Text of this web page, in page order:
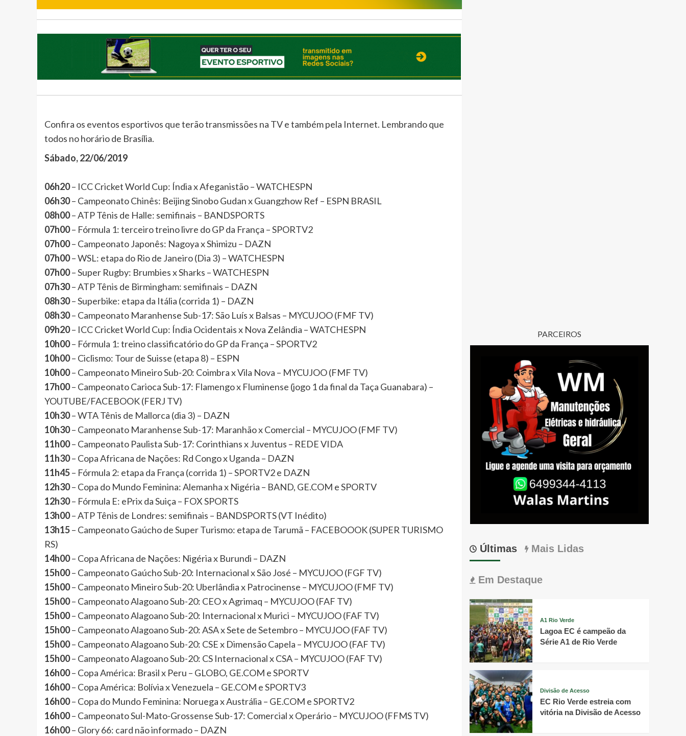
Confira os eventos esportivos que terão transmissões na TV e também pela Internet. Lembrando que
todos no horário de Brasília.
Sábado, 22/06/2019
06h20– ICC Cricket World Cup: Índia x Afeganistão – WATCHESPN
06h30– Campeonato Chinês: Beijing Sinobo Gudan x Guangzhow Ref – ESPN BRASIL
08h00– ATP Tênis de Halle: semifinais – BANDSPORTS
07h00– Fórmula 1: terceiro treino livre do GP da França – SPORTV2
07h00– Campeonato Japonês: Nagoya x Shimizu – DAZN
07h00– WSL: etapa do Rio de Janeiro (Dia 3) – WATCHESPN
07h00– Super Rugby: Brumbies x Sharks – WATCHESPN
07h30– ATP Tênis de Birmingham: semifinais – DAZN
08h30– Superbike: etapa da Itália (corrida 1) – DAZN
08h30– Campeonato Maranhense Sub-17: São Luís x Balsas – MYCUJOO (FMF TV)
09h20– ICC Cricket World Cup: Índia Ocidentais x Nova Zelândia – WATCHESPN
10h00– Fórmula 1: treino classificatório do GP da França – SPORTV2
10h00– Ciclismo: Tour de Suisse (etapa 8) – ESPN
10h00– Campeonato Mineiro Sub-20: Coimbra x Vila Nova – MYCUJOO (FMF TV)
17h00– Campeonato Carioca Sub-17: Flamengo x Fluminense (jogo 1 da final da Taça Guanabara) –
YOUTUBE/FACEBOOK (FERJ TV)
10h30– WTA Tênis de Mallorca (dia 3) – DAZN
10h30– Campeonato Maranhense Sub-17: Maranhão x Comercial – MYCUJOO (FMF TV)
11h00– Campeonato Paulista Sub-17: Corinthians x Juventus – REDE VIDA
11h30– Copa Africana de Nações: Rd Congo x Uganda – DAZN
11h45– Fórmula 2: etapa da França (corrida 1) – SPORTV2 e DAZN
12h30– Copa do Mundo Feminina: Alemanha x Nigéria – BAND, GE.COM e SPORTV
12h30– Fórmula E: ePrix da Suiça – FOX SPORTS
13h00– ATP Tênis de Londres: semifinais – BANDSPORTS (VT Inédito)
13h15– Campeonato Gaúcho de Super Turismo: etapa de Tarumã – FACEBOOOK (SUPER TURISMO
RS)
14h00– Copa Africana de Nações: Nigéria x Burundi – DAZN
15h00– Campeonato Gaúcho Sub-20: Internacional x São José – MYCUJOO (FGF TV)
15h00– Campeonato Mineiro Sub-20: Uberlândia x Patrocinense – MYCUJOO (FMF TV)
15h00– Campeonato Alagoano Sub-20: CEO x Agrimaq – MYCUJOO (FAF TV)
15h00– Campeonato Alagoano Sub-20: Internacional x Murici – MYCUJOO (FAF TV)
15h00– Campeonato Alagoano Sub-20: ASA x Sete de Setembro – MYCUJOO (FAF TV)
15h00– Campeonato Alagoano Sub-20: CSE x Dimensão Capela – MYCUJOO (FAF TV)
15h00– Campeonato Alagoano Sub-20: CS Internacional x CSA – MYCUJOO (FAF TV)
16h00– Copa América: Brasil x Peru – GLOBO, GE.COM e SPORTV
16h00– Copa América: Bolívia x Venezuela – GE.COM e SPORTV3
16h00– Copa do Mundo Feminina: Noruega x Austrália – GE.COM e SPORTV2
16h00– Campeonato Sul-Mato-Grossense Sub-17: Comercial x Operário – MYCUJOO (FFMS TV)
16h00– Glory 66: card não informado – DAZN
PARCEIROS
Últimas Mais Lidas
Em Destaque
A1 Rio Verde
Lagoa EC é campeão da
Série A1 de Rio Verde
Divisão de Acesso
EC Rio Verde estreia com
vitória na Divisão de Acesso